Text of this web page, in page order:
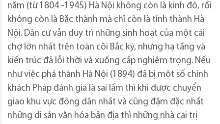
năm (từ 1804 -1945) Hà Nội không còn là kinh đô, rồi
không còn là Bắc thành mà chỉ còn là tỉnh thành Hà
Nội. Dân cư vẫn duy trì những sinh hoạt của một cái
chợ lớn nhất trên toàn cõi Bắc kỳ, nhưng hạ tầng và
kiến trúc đã lỗi thời và xuống cấp nghiêm trọng. Nếu
như việc phá thành Hà Nội (1894) đã bị một số chính
khách Pháp đánh giá là sai lầm thì khi được chuyển
giao khu vực đông dân nhất và cũng đậm đặc nhất
những di sản văn hóa bản địa thì những nhà cai trị